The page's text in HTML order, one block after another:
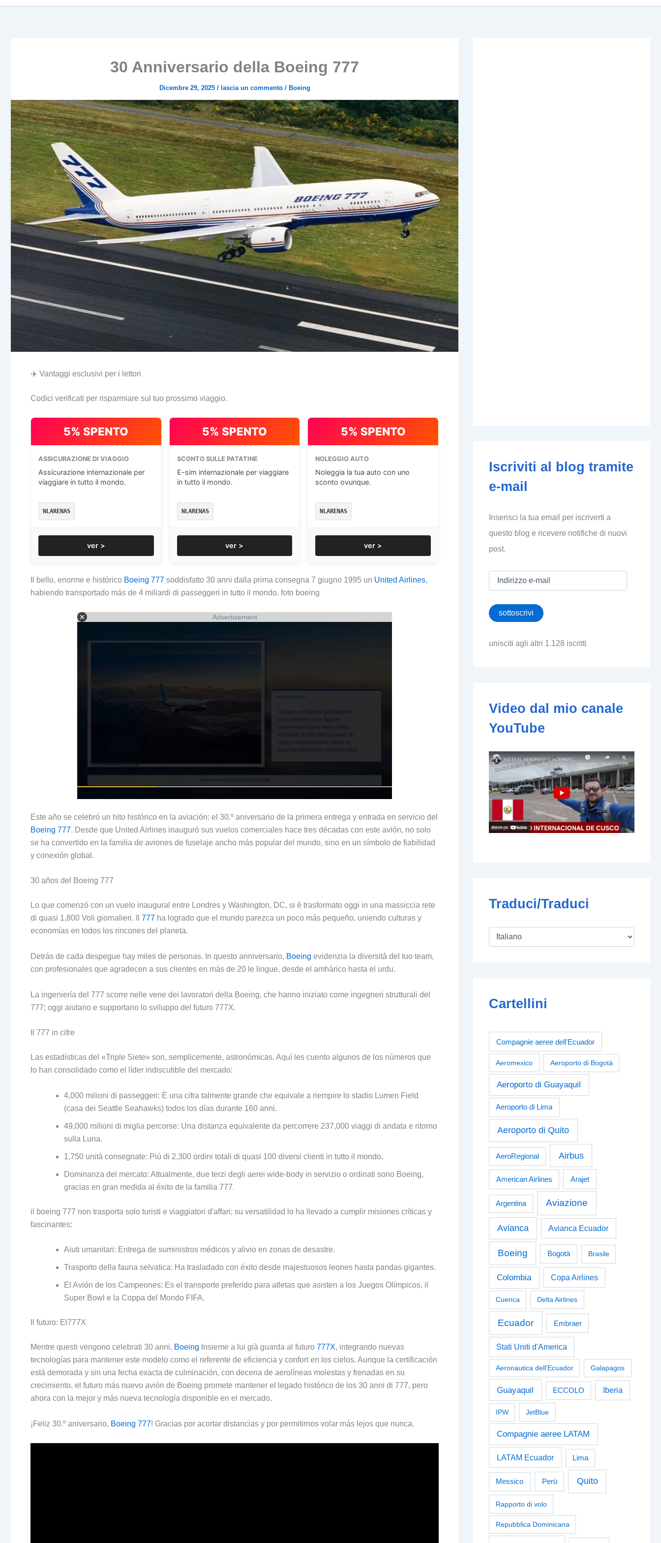
30 Anniversario della Boeing 777
Dicembre 29, 2025 / lascia un commento / Boeing
✈️ Vantaggi esclusivi per i lettori
Codici verificati per risparmiare sul tuo prossimo viaggio.
5% SPENTO
ASSICURAZIONE DI VIAGGIO
Assicurazione internazionale per
viaggiare in tutto il mondo.
NLARENAS
ver >
5% SPENTO
SCONTO SULLE PATATINE
E-sim internazionale per viaggiare
in tutto il mondo.
NLARENAS
ver >
5% SPENTO
NOLEGGIO AUTO
Noleggia la tua auto con uno
sconto ovunque.
NLARENAS
ver >
Il bello, enorme e histórico Boeing 777 soddisfatto 30 anni dalla prima consegna 7 giugno 1995 un United Airlines,
habiendo transportado más de 4 miliardi di passeggeri in tutto il mondo. foto boeing
Advertisement
Este año se celebró un hito histórico en la aviación: el 30.º aniversario de la primera entrega y entrada en servicio del
Boeing 777. Desde que United Airlines inauguró sus vuelos comerciales hace tres décadas con este avión, no solo
se ha convertido en la familia de aviones de fuselaje ancho más popular del mundo, sino en un símbolo de fiabilidad
y conexión global .
30 años del Boeing 777
Lo que comenzó con un vuelo inaugural entre Londres y Washington, DC, si è trasformato oggi in una massiccia rete
di quasi 1,800 Voli giornalieri. Il 777 ha logrado que el mundo parezca un poco más pequeño, uniendo culturas y
economías en todos los rincones del planeta.
Detrás de cada despegue hay miles de personas. In questo anniversario, Boeing evidenzia la diversità del tuo team,
con profesionales que agradecen a sus clientes en más de 20 le lingue, desde el amhárico hasta el urdu.
La ingeniería del 777 scorre nelle vene dei lavoratori della Boeing, che hanno iniziato come ingegneri strutturali del
777; oggi aiutano e supportano lo sviluppo del futuro 777X.
Il 777 in cifre
Las estadísticas del «Triple Siete» son, semplicemente, astronómicas. Aquí les cuento algunos de los números que
lo han consolidado como el líder indiscutible del mercado:
4,000 milioni di passeggeri: È una cifra talmente grande che equivale a riempire lo stadio Lumen Field
(casa dei Seattle Seahawks) todos los días durante 160 anni.
49,000 milioni di miglia percorse: Una distanza equivalente da percorrere 237,000 viaggi di andata e ritorno
sulla Luna.
1,750 unità consegnate: Più di 2,300 ordini totali di quasi 100 diversi clienti in tutto il mondo.
Dominanza del mercato: Attualmente, due terzi degli aerei wide-body in servizio o ordinati sono Boeing,
gracias en gran medida al éxito de la familia 777.
il boeing 777 non trasporta solo turisti e viaggiatori d'affari; su versatilidad lo ha llevado a cumplir misiones críticas y
fascinantes:
Aiuti umanitari: Entrega de suministros médicos y alivio en zonas de desastre.
Trasporto della fauna selvatica: Ha trasladado con éxito desde majestuosos leones hasta pandas gigantes.
El Avión de los Campeones: Es el transporte preferido para atletas que asisten a los Juegos Olímpicos, il
Super Bowl e la Coppa del Mondo FIFA.
Il futuro: El777X
Mentre questi vengono celebrati 30 anni, Boeing Insieme a lui già guarda al futuro 777X, integrando nuevas
tecnologías para mantener este modelo como el referente de eficiencia y confort en los cielos. Aunque la certificación
está demorada y sin una fecha exacta de culminación, con decena de aerolíneas molestas y frenadas en su
crecimiento, el futuro más nuevo avión de Boeing promete mantener el legado histórico de los 30 anni di 777, pero
ahora con la mejor y más nueva tecnología disponible en el mercado.
¡Feliz 30.º aniversario, Boeing 777! Gracias por acortar distancias y por permitirnos volar más lejos que nunca.
Iscriviti al blog tramite
e-mail
Inserisci la tua email per iscriverti a
questo blog e ricevere notifiche di nuovi
post.
r
z
i
sottoscrivi
unisciti agli altri 1.128 iscritti
Video dal mio canale
YouTube
Traduci/Traduci
Cartellini
Compagnie aeree dell'Ecuador
Aeromexico Aeroporto di Bogotà
Aeroporto di Guayaquil
Aeroporto di Lima
Aeroporto di Quito
AeroRegional Airbus
American Airlines Arajet
Argentina Aviazione
Avianca Avianca Ecuador
Boeing Bogotà Brasile
Colombia Copa Airlines
Cuenca Delta Airlines
Ecuador Embraer
Stati Uniti d'America
Aeronautica dell'Ecuador Galapagos
Guayaquil ECCOLO Iberia
IPW JetBlue
Compagnie aeree LATAM
LATAM Ecuador Lima
Messico Perù Quito
Rapporto di volo
Repubblica Dominicana